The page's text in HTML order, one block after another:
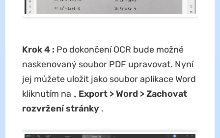
Krok 4 : Po dokončení OCR bude možné
naskenovaný soubor PDF upravovat. Nyní
jej můžete uložit jako soubor aplikace Word
kliknutím na „ Export > Word > Zachovat
rozvržení stránky .